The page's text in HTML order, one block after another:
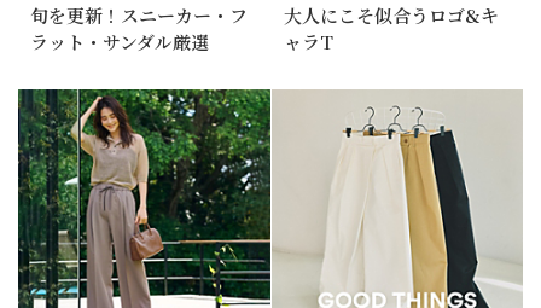
旬を更新！スニーカー・フ
ラット・サンダル厳選
大人にこそ似合うロゴ&キ
ャラT